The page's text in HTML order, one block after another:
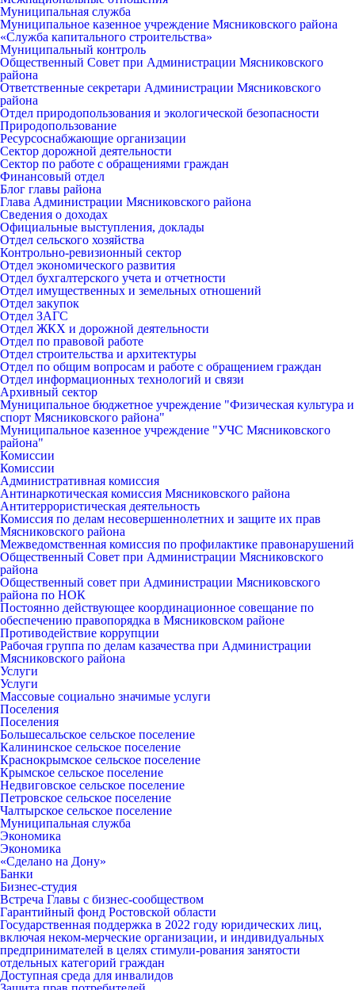
Муниципальная служба
Муниципальное казенное учреждение Мясниковского района
«Служба капитального строительства»
Муниципальный контроль
Общественный Совет при Администрации Мясниковского
района
Ответственные секретари Администрации Мясниковского
района
Отдел природопользования и экологической безопасности
Природопользование
Ресурсоснабжающие организации
Сектор дорожной деятельности
Сектор по работе с обращениями граждан
Финансовый отдел
Блог главы района
Глава Администрации Мясниковского района
Сведения о доходах
Официальные выступления, доклады
Отдел сельского хозяйства
Контрольно-ревизионный сектор
Отдел экономического развития
Отдел бухгалтерского учета и отчетности
Отдел имущественных и земельных отношений
Отдел закупок
Отдел ЗАГС
Отдел ЖКХ и дорожной деятельности
Отдел по правовой работе
Отдел строительства и архитектуры
Отдел по общим вопросам и работе с обращением граждан
Отдел информационных технологий и связи
Архивный сектор
Муниципальное бюджетное учреждение "Физическая культура и
спорт Мясниковского района"
Муниципальное казенное учреждение "УЧС Мясниковского
района"
Комиссии
Комиссии
Административная комиссия
Антинаркотическая комиссия Мясниковского района
Антитеррористическая деятельность
Комиссия по делам несовершеннолетних и защите их прав
Мясниковского района
Межведомственная комиссия по профилактике правонарушений
Общественный Совет при Администрации Мясниковского
района
Общественный совет при Администрации Мясниковского
района по НОК
Постоянно действующее координационное совещание по
обеспечению правопорядка в Мясниковском районе
Противодействие коррупции
Рабочая группа по делам казачества при Администрации
Мясниковского района
Услуги
Услуги
Массовые социально значимые услуги
Поселения
Поселения
Большесальское сельское поселение
Калининское сельское поселение
Краснокрымское сельское поселение
Крымское сельское поселение
Недвиговское сельское поселение
Петровское сельское поселение
Чалтырское сельское поселение
Муниципальная служба
Экономика
Экономика
«Сделано на Дону»
Банки
Бизнес-студия
Встреча Главы с бизнес-сообществом
Гарантийный фонд Ростовской области
Государственная поддержка в 2022 году юридических лиц,
включая неком-мерческие организации, и индивидуальных
предпринимателей в целях стимули-рования занятости
отдельных категорий граждан
Доступная среда для инвалидов